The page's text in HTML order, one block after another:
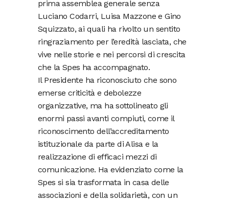
prima assemblea generale senza
Luciano Codarri, Luisa Mazzone e Gino
Squizzato, ai quali ha rivolto un sentito
ringraziamento per l’eredità lasciata, che
vive nelle storie e nei percorsi di crescita
che la Spes ha accompagnato.
Il Presidente ha riconosciuto che sono
emerse criticità e debolezze
organizzative, ma ha sottolineato gli
enormi passi avanti compiuti, come il
riconoscimento dell’accreditamento
istituzionale da parte di Alisa e la
realizzazione di efficaci mezzi di
comunicazione. Ha evidenziato come la
Spes si sia trasformata in casa delle
associazioni e della solidarietà, con un